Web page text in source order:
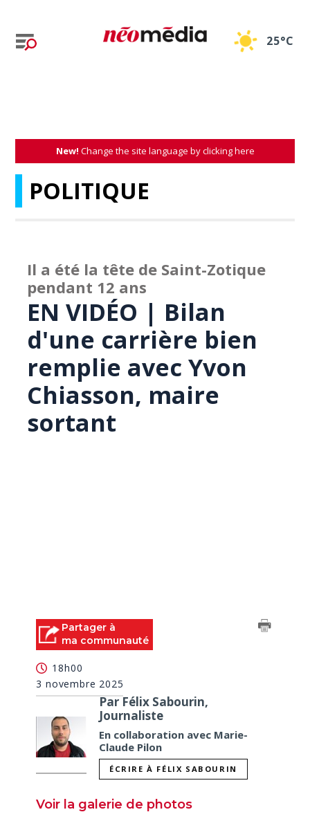
25°C
New! Change the site language by clicking here
POLITIQUE
Il a été la tête de Saint-Zotique
pendant 12 ans
EN VIDÉO | Bilan
d'une carrière bien
remplie avec Yvon
Chiasson, maire
sortant
Partager à
ma communauté
18h00
3 novembre 2025
Par Félix Sabourin,
Journaliste
En collaboration avec Marie-
Claude Pilon
ÉCRIRE À FÉLIX SABOURIN
Voir la galerie de photos